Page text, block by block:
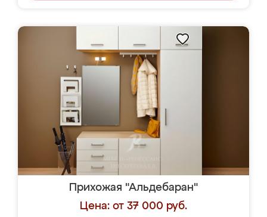
Прихожая "Альдебаран"
Цена: от 37 000 руб.